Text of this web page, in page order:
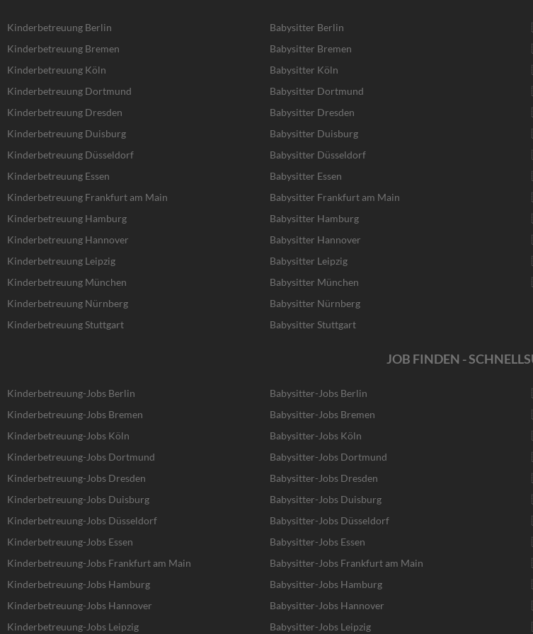
Kinderbetreuung Berlin
Kinderbetreuung Bremen
Kinderbetreuung Köln
Kinderbetreuung Dortmund
Kinderbetreuung Dresden
Kinderbetreuung Duisburg
Kinderbetreuung Düsseldorf
Kinderbetreuung Essen
Kinderbetreuung Frankfurt am Main
Kinderbetreuung Hamburg
Kinderbetreuung Hannover
Kinderbetreuung Leipzig
Kinderbetreuung München
Kinderbetreuung Nürnberg
Kinderbetreuung Stuttgart
Babysitter Berlin
Babysitter Bremen
Babysitter Köln
Babysitter Dortmund
Babysitter Dresden
Babysitter Duisburg
Babysitter Düsseldorf
Babysitter Essen
Babysitter Frankfurt am Main
Babysitter Hamburg
Babysitter Hannover
Babysitter Leipzig
Babysitter München
Babysitter Nürnberg
Babysitter Stuttgart
JOB FINDEN -
Kinderbetreuung-Jobs Berlin
Kinderbetreuung-Jobs Bremen
Kinderbetreuung-Jobs Köln
Kinderbetreuung-Jobs Dortmund
Kinderbetreuung-Jobs Dresden
Kinderbetreuung-Jobs Duisburg
Kinderbetreuung-Jobs Düsseldorf
Kinderbetreuung-Jobs Essen
Kinderbetreuung-Jobs Frankfurt am Main
Kinderbetreuung-Jobs Hamburg
Kinderbetreuung-Jobs Hannover
Kinderbetreuung-Jobs Leipzig
Babysitter-Jobs Berlin
Babysitter-Jobs Bremen
Babysitter-Jobs Köln
Babysitter-Jobs Dortmund
Babysitter-Jobs Dresden
Babysitter-Jobs Duisburg
Babysitter-Jobs Düsseldorf
Babysitter-Jobs Essen
Babysitter-Jobs Frankfurt am Main
Babysitter-Jobs Hamburg
Babysitter-Jobs Hannover
Babysitter-Jobs Leipzig